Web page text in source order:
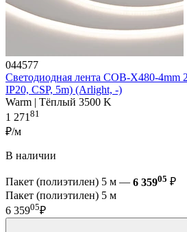
044577
Светодиодная лента COB-X480-4mm
IP20, CSP, 5m) (Arlight, -)
Warm | Тёплый 3500 K
1 271 81
₽/м
В наличии
Пакет (полиэтилен) 5 м — 6 35905 ₽
Пакет (полиэтилен) 5 м
6 35905₽